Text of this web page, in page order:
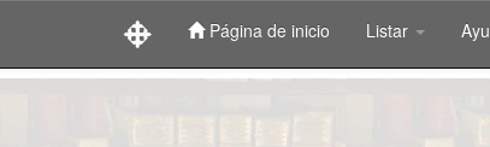
Página de inicio Listar